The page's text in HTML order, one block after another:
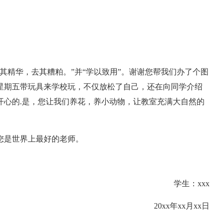
精华，去其糟粕。”并“学以致用”。谢谢您帮我们办了个图
五带玩具来学校玩，不仅放松了自己，还在向同学介绍
的.是，您让我们养花，养小动物，让教室充满大自然的
世界上最好的老师。
学生：xxx
20xx年xx月xx日